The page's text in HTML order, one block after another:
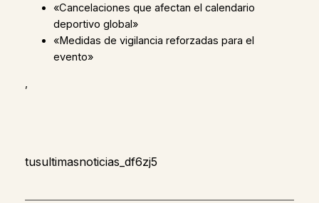
«Cancelaciones que afectan el calendario
deportivo global»
«Medidas de vigilancia reforzadas para el
evento»
,
tusultimasnoticias_df6zj5